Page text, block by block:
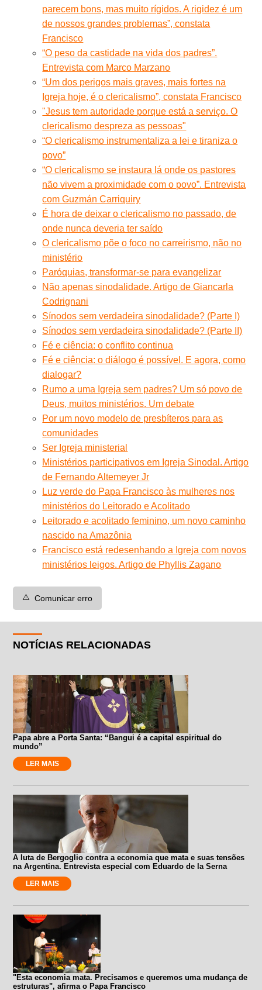
parecem bons, mas muito rígidos. A rigidez é um
de nossos grandes problemas”, constata
Francisco
“O peso da castidade na vida dos padres”.
Entrevista com Marco Marzano
“Um dos perigos mais graves, mais fortes na
Igreja hoje, é o clericalismo”, constata Francisco
"Jesus tem autoridade porque está a serviço. O
clericalismo despreza as pessoas"
“O clericalismo instrumentaliza a lei e tiraniza o
povo”
“O clericalismo se instaura lá onde os pastores
não vivem a proximidade com o povo”. Entrevista
com Guzmán Carriquiry
É hora de deixar o clericalismo no passado, de
onde nunca deveria ter saído
O clericalismo põe o foco no carreirismo, não no
ministério
Paróquias, transformar-se para evangelizar
Não apenas sinodalidade. Artigo de Giancarla
Codrignani
Sínodos sem verdadeira sinodalidade? (Parte I)
Sínodos sem verdadeira sinodalidade? (Parte II)
Fé e ciência: o conflito continua
Fé e ciência: o diálogo é possível. E agora, como
dialogar?
Rumo a uma Igreja sem padres? Um só povo de
Deus, muitos ministérios. Um debate
Por um novo modelo de presbíteros para as
comunidades
Ser Igreja ministerial
Ministérios participativos em Igreja Sinodal. Artigo
de Fernando Altemeyer Jr
Luz verde do Papa Francisco às mulheres nos
ministérios do Leitorado e Acolitado
Leitorado e acolitado feminino, um novo caminho
nascido na Amazônia
Francisco está redesenhando a Igreja com novos
ministérios leigos. Artigo de Phyllis Zagano
⚠️ Comunicar erro
NOTÍCIAS RELACIONADAS
Papa abre a Porta Santa: “Bangui é a capital espiritual do
mundo”
LER MAIS
A luta de Bergoglio contra a economia que mata e suas tensões
na Argentina. Entrevista especial com Eduardo de la Serna
LER MAIS
"Esta economia mata. Precisamos e queremos uma mudança de
estruturas", afirma o Papa Francisco